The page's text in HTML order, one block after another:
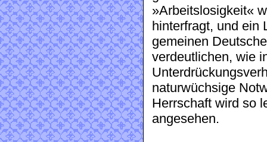
»Arbeitslosigkeit«
hinterfragt, und ein
gemeinen
verdeutlichen, wie
naturwüchsige
Herrschaft wird so
angesehen.